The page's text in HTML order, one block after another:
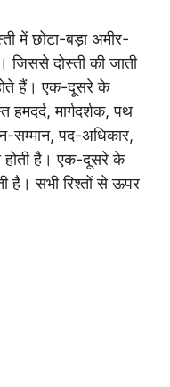
में छोटा-बड़ा अमीर-
जिससे दोस्ती की जाती
हैं। एक-दूसरे के
मार्गदर्शक, पथ
सम्मान, पद-अधिकार,
होती है। एक-दूसरे के
है। सभी रिश्तों से ऊपर